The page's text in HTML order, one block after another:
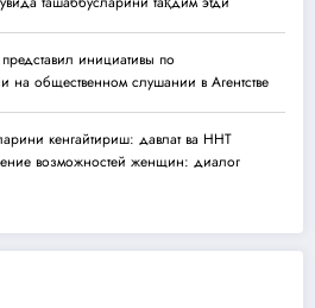
инициативы по
на общественном слушании в Агентстве
кенгайтириш: давлат ва ННТ
возможностей женщин: диалог